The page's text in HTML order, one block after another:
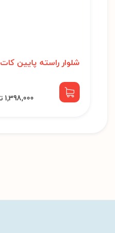
شلوار راسته پایین کات
1,398,000 تومان